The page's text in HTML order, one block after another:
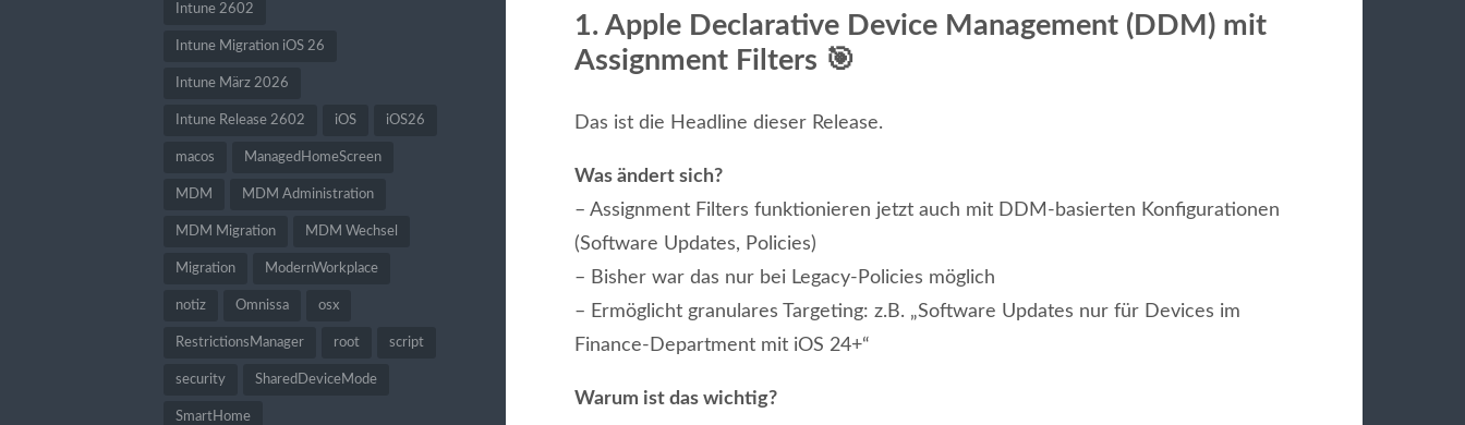
Intune 2602
Intune Migration iOS 26
Intune März 2026
Intune Release 2602 iOS iOS26
macos ManagedHomeScreen
MDM MDM Administration
MDM Migration MDM Wechsel
Migration ModernWorkplace
notiz Omnissa osx
RestrictionsManager root script
security SharedDeviceMode
SmartHome
1. Apple Declarative Device Management (DDM) mit
Assignment Filters 🎯
Das ist die Headline dieser Release.
Was ändert sich?
– Assignment Filters funktionieren jetzt auch mit DDM-basierten Konfigurationen
(Software Updates, Policies)
– Bisher war das nur bei Legacy-Policies möglich
– Ermöglicht granulares Targeting: z.B. „Software Updates nur für Devices im
Finance-Department mit iOS 24+“
Warum ist das wichtig?